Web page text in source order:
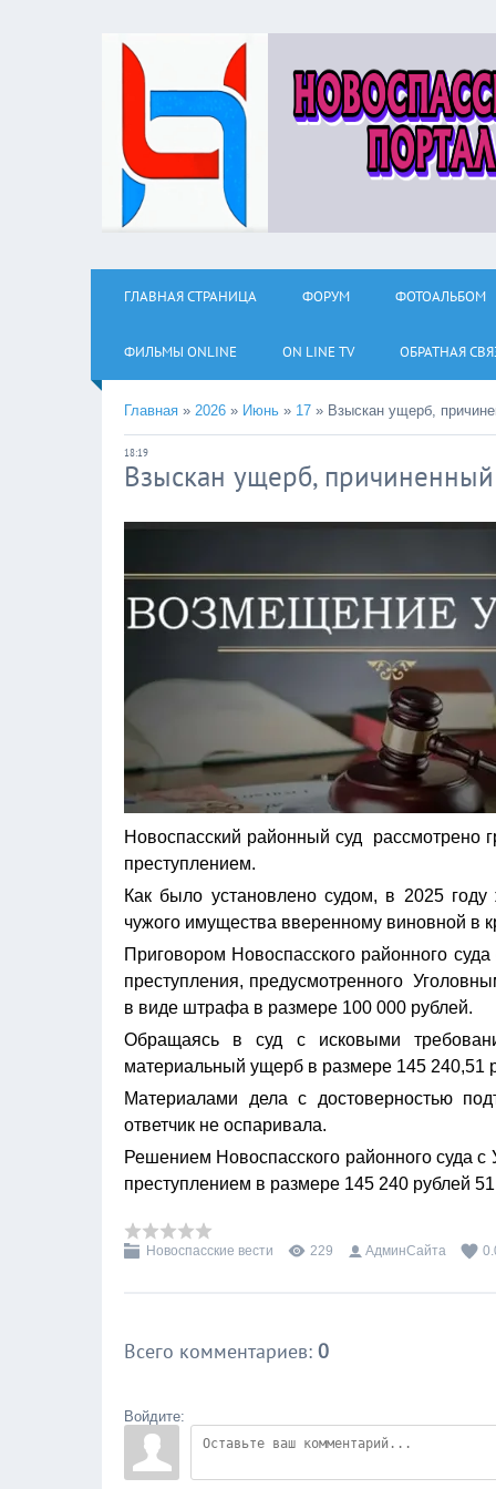
ГЛАВНАЯ СТРАНИЦА ФОРУМ ФОТОАЛЬБОМ
ФИЛЬМЫ ОNLINE ON LINE TV ОБРАТНАЯ
Главная » 2026 » Июнь » 17 » Взыскан ущерб,
18:19
Взыскан ущерб,
Новоспасский районный суд рассмотрено
преступлением.
Как было установлено судом, в 2025
чужого имущества вверенному виновной в
Приговором Новоспасского районного
преступления, предусмотренного
в виде штрафа в размере 100 000 рублей.
Обращаясь в суд с исковыми
материальный ущерб в размере 145 240,51
Материалами дела с достоверностью
ответчик не оспаривала.
Решением Новоспасского районного суда
преступлением в размере 145 240 рублей 51
Новоспасские вести 229 АдминСайта
Всего комментариев: 0
Войдите: